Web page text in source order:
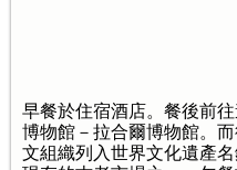
早餐於住宿酒店。餐後前
博物館－拉合爾博物館。
文組織列入世界文化遺產